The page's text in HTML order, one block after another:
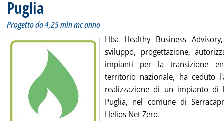
Puglia
Progetto da 4,25 mln mc anno
Hba Healthy Business
sviluppo, progettazione,
impianti per la transizione
territorio nazionale, ha ceduto
realizzazione di un impianto di
Puglia, nel comune di
Helios Net Zero.